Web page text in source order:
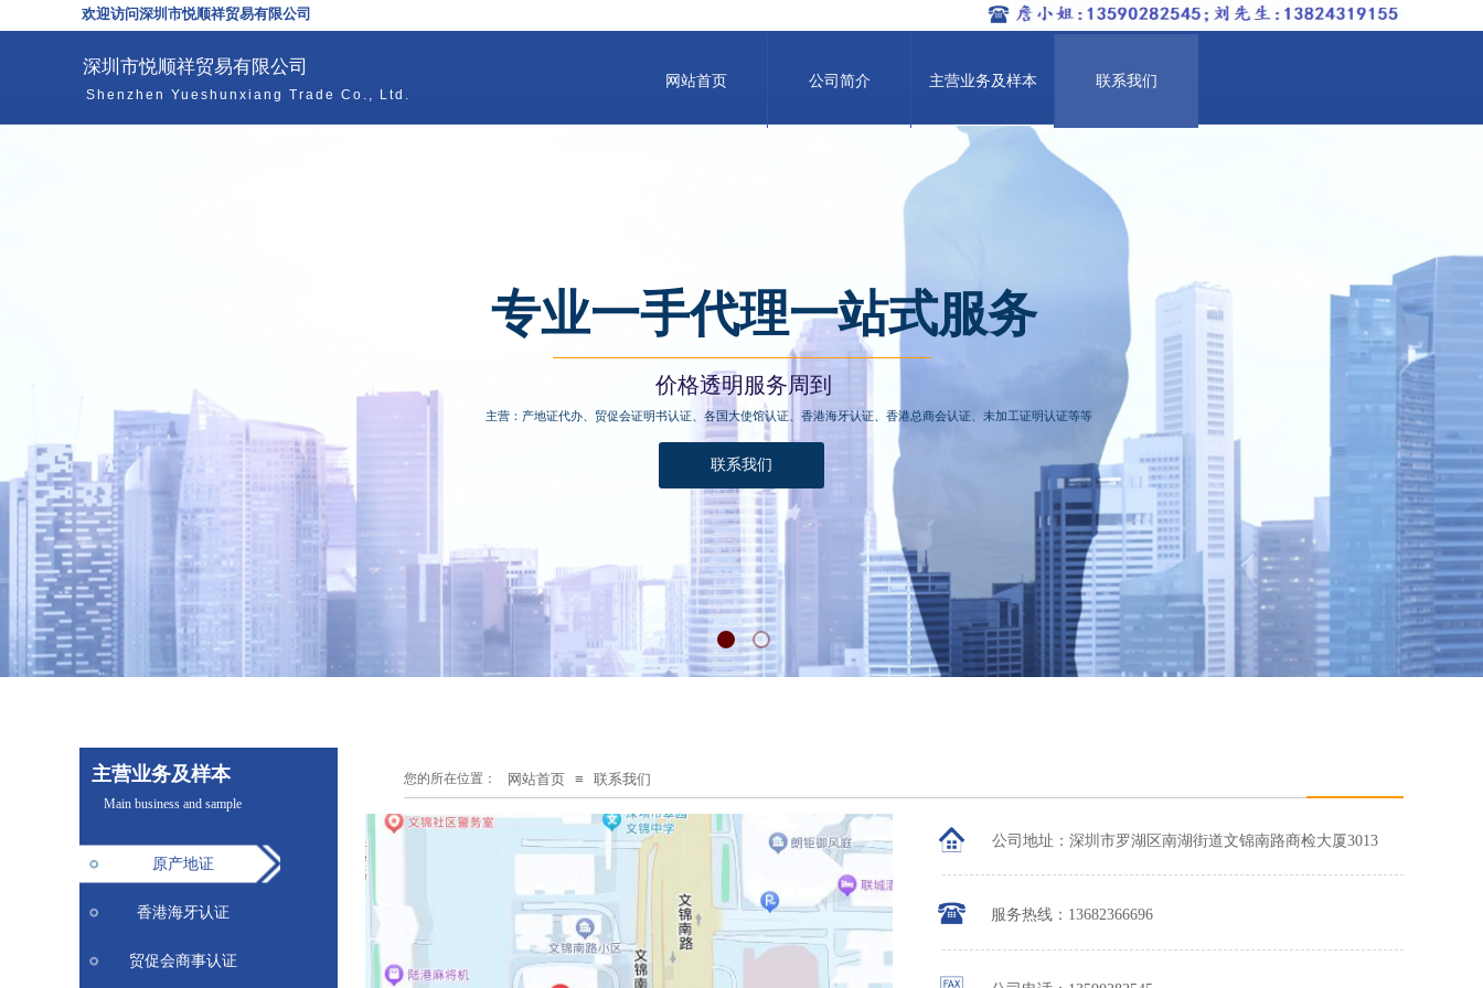
欢迎访问深圳市悦顺祥贸易有限公司
深圳市悦顺祥贸易有限公司
Shenzhen Yueshunxiang Trade Co., Ltd.
网站首页 公司简介 主营业务及样本 联系我们
专业一手代理一站式服务
价格透明服务周到
主营：产地证代办、贸促会证明书认证、各国大使馆认证、香港海牙认证、香港总商会认证、未加工证明认证等等
联系我们
服务项目
主营业务及样本 您的所在位置： 网站首页 ≡ 联系我们
Main business and sample
公司地址： 深圳市罗湖区南湖街道文锦南路商检大厦3013
原产地证
香港海牙认证
贸促会商事认证
服务热线：13682366696